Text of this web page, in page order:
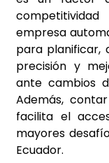
empresa
para planificar,
precisión y
ante cambios
Además,
facilita el
mayores
Ecuador.